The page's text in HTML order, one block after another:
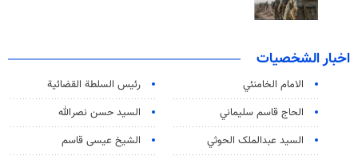
اخبار الشخصيات
الامام الخامنئي
رئیس السلطة القضائیة
الحاج قاسم سليماني
السيد حسن نصرالله
السید عبدالملک الحوثي
الشيخ عيسى قاسم